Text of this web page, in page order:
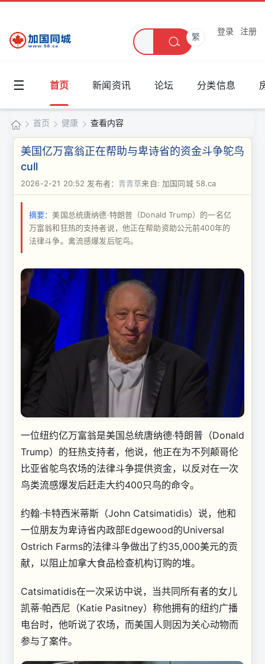
繁
登录 注册
☰ 首页 新闻资讯 论坛 分类信息
加
同
城
首页 健康 查看内容
美国亿万富翁正在帮助与卑诗省的资金斗争鸵鸟
cull
2026-2-21 20:52 发布者： 青青草来自: 加国同城 58.ca
摘要：美国总统唐纳德·特朗普（Donald Trump）的一名亿
万富翁和狂热的支持者说，他正在帮助资助公元前400年的
法律斗争。禽流感爆发后鸵鸟。
一位纽约亿万富翁是美国总统唐纳德·特朗普（Donald
Trump）的狂热支持者，他说，他正在为不列颠哥伦
比亚省鸵鸟农场的法律斗争提供资金，以反对在一次
鸟类流感爆发后赶走大约400只鸟的命令。
约翰·卡特西米蒂斯（John Catsimatidis）说，他和
一位朋友为卑诗省内政部Edgewood的Universal
Ostrich Farms的法律斗争做出了约35,000美元的贡
献，以阻止加拿大食品检查机构订购的堆。
Catsimatidis在一次采访中说，当共同所有者的女儿
凯蒂·帕西尼（Katie Pasitney）称他拥有的纽约广播
电台时，他听说了农场，而美国人则因为关心动物而
参与了案件。